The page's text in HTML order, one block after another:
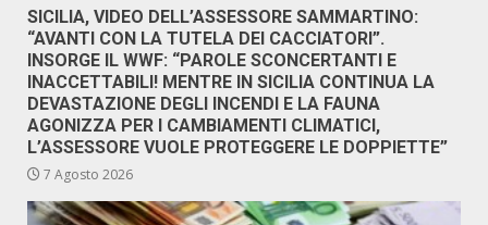
SICILIA, VIDEO DELL’ASSESSORE SAMMARTINO:
“AVANTI CON LA TUTELA DEI CACCIATORI”.
INSORGE IL WWF: “PAROLE SCONCERTANTI E
INACCETTABILI! MENTRE IN SICILIA CONTINUA LA
DEVASTAZIONE DEGLI INCENDI E LA FAUNA
AGONIZZA PER I CAMBIAMENTI CLIMATICI,
L’ASSESSORE VUOLE PROTEGGERE LE DOPPIETTE”
7 Agosto 2026